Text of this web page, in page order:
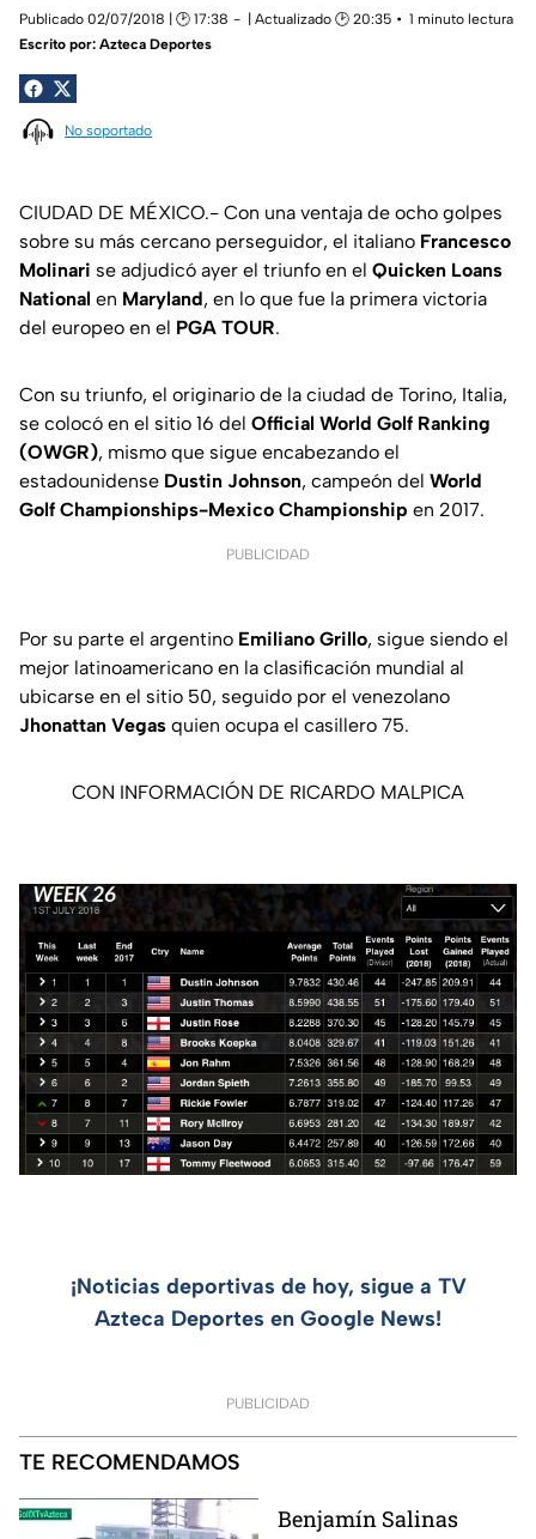
Publicado 02/07/2018 | 🕑 17:38 | Actualizado 🕑 20:35
1 minuto lectura
Escrito por: Azteca Deportes
No soportado
CIUDAD DE MÉXICO.- Con una ventaja de ocho golpes
sobre su más cercano perseguidor, el italiano Francesco
Molinari se adjudicó ayer el triunfo en el Quicken Loans
National en Maryland, en lo que fue la primera victoria
del europeo en el PGA TOUR.
Con su triunfo, el originario de la ciudad de Torino, Italia,
se colocó en el sitio 16 del Official World Golf Ranking
(OWGR), mismo que sigue encabezando el
estadounidense Dustin Johnson, campeón del World
Golf Championships-Mexico Championship en 2017.
PUBLICIDAD
Por su parte el argentino Emiliano Grillo, sigue siendo el
mejor latinoamericano en la clasificación mundial al
ubicarse en el sitio 50, seguido por el venezolano
Jhonattan Vegas quien ocupa el casillero 75.
CON INFORMACIÓN DE RICARDO MALPICA
¡Noticias deportivas de hoy, sigue a TV
Azteca Deportes en Google News!
PUBLICIDAD
TE RECOMENDAMOS
Benjamín Salinas